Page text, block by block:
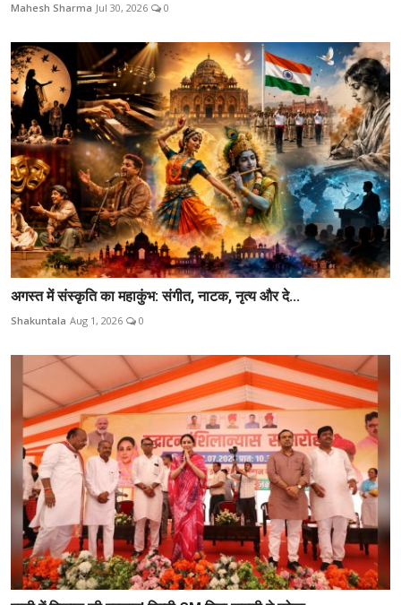
Mahesh Sharma Jul 30, 2026 0
अगस्त में संस्कृति का महाकुंभ: संगीत, नाटक, नृत्य और दे...
Shakuntala Aug 1, 2026 0